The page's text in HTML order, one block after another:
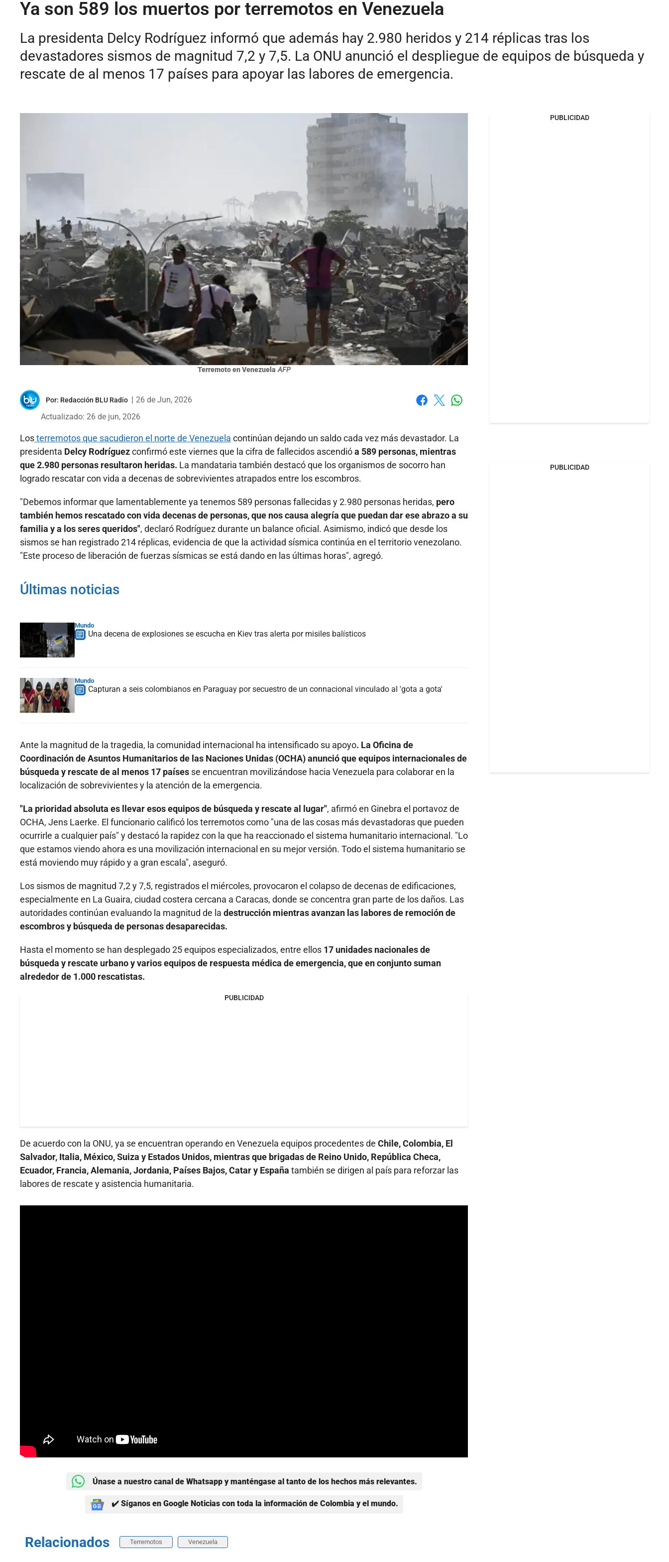
Ya son 589 los muertos por terremotos en Venezuela
La presidenta Delcy Rodríguez informó que además hay 2.980 heridos y 214 réplicas tras los
devastadores sismos de magnitud 7,2 y 7,5. La ONU anunció el despliegue de equipos de búsqueda y
rescate de al menos 17 países para apoyar las labores de emergencia.
Terremoto en Venezuela AFP
Por: Redacción BLU Radio
26 de Jun, 2026
Actualizado: 26 de jun, 2026
Losterremotos que sacudieron el norte de Venezuela continúan dejando un saldo cada vez más devastador. La
presidenta Delcy Rodríguezconfirmó este viernes que la cifra de fallecidos ascendióa 589 personas, mientras
que 2.980 personas resultaron heridas. La mandataria también destacó que los organismos de socorro han
logrado rescatar con vida a decenas de sobrevivientes atrapados entre los escombros.
"Debemos informar que lamentablemente ya tenemos 589 personas fallecidas y 2.980 personas heridas, pero
también hemos rescatado con vida decenas de personas, que nos causa alegría que puedan dar ese abrazo a su
familia y a los seres queridos", declaró Rodríguez durante un balance oficial. Asimismo, indicó que desde los
sismos se han registrado 214 réplicas, evidencia de que la actividad sísmica continúa en el territorio venezolano.
"Este proceso de liberación de fuerzas sísmicas se está dando en las últimas horas", agregó.
Últimas noticias
Mundo
Una decena de explosiones se escucha en Kiev tras alerta por misiles balísticos
Mundo
Capturan a seis colombianos en Paraguay por secuestro de un connacional vinculado al 'gota a gota'
Ante la magnitud de la tragedia, la comunidad internacional ha intensificado su apoyo. La Oficina de
Coordinación de Asuntos Humanitarios de las Naciones Unidas (OCHA) anunció que equipos internacionales de
búsqueda y rescate de al menos 17 países se encuentran movilizándose hacia Venezuela para colaborar en la
localización de sobrevivientes y la atención de la emergencia.
"La prioridad absoluta es llevar esos equipos de búsqueda y rescate al lugar", afirmó en Ginebra el portavoz de
OCHA, Jens Laerke. El funcionario calificó los terremotos como "una de las cosas más devastadoras que pueden
ocurrirle a cualquier país" y destacó la rapidez con la que ha reaccionado el sistema humanitario internacional. "Lo
que estamos viendo ahora es una movilización internacional en su mejor versión. Todo el sistema humanitario se
está moviendo muy rápido y a gran escala", aseguró.
Los sismos de magnitud 7,2 y 7,5, registrados el miércoles, provocaron el colapso de decenas de edificaciones,
especialmente en La Guaira, ciudad costera cercana a Caracas, donde se concentra gran parte de los daños. Las
autoridades continúan evaluando la magnitud de la destrucción mientras avanzan las labores de remoción de
escombros y búsqueda de personas desaparecidas.
Hasta el momento se han desplegado 25 equipos especializados, entre ellos 17 unidades nacionales de
búsqueda y rescate urbano y varios equipos de respuesta médica de emergencia, que en conjunto suman
alrededor de 1.000 rescatistas.
PUBLICIDAD
De acuerdo con la ONU, ya se encuentran operando en Venezuela equipos procedentes de Chile, Colombia, El
Salvador, Italia, México, Suiza y Estados Unidos, mientras que brigadas de Reino Unido, República Checa,
Ecuador, Francia, Alemania, Jordania, Países Bajos, Catar y España también se dirigen al país para reforzar las
labores de rescate y asistencia humanitaria.
Únase a nuestro canal de Whatsapp y manténgase al tanto de los hechos más relevantes.
✔️ Síganos en Google Noticias con toda la información de Colombia y el mundo.
Relacionados Terremotos Venezuela
PUBLICIDAD
PUBLICIDAD